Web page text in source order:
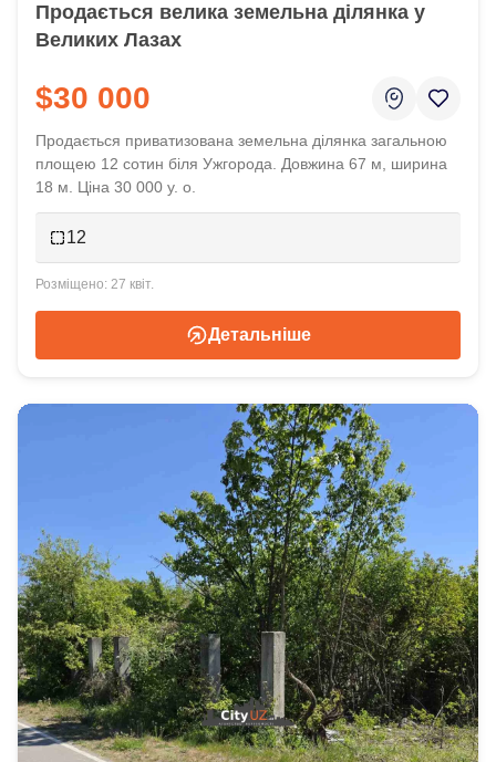
Продається велика земельна ділянка у
Великих Лазах
Продається приватизована земельна ділянка загальною
площею 12 сотин біля Ужгорода. Довжина 67 м, ширина
18 м. Ціна 30 000 у. о.
27 квіт.
$30 000
12
Детальніше